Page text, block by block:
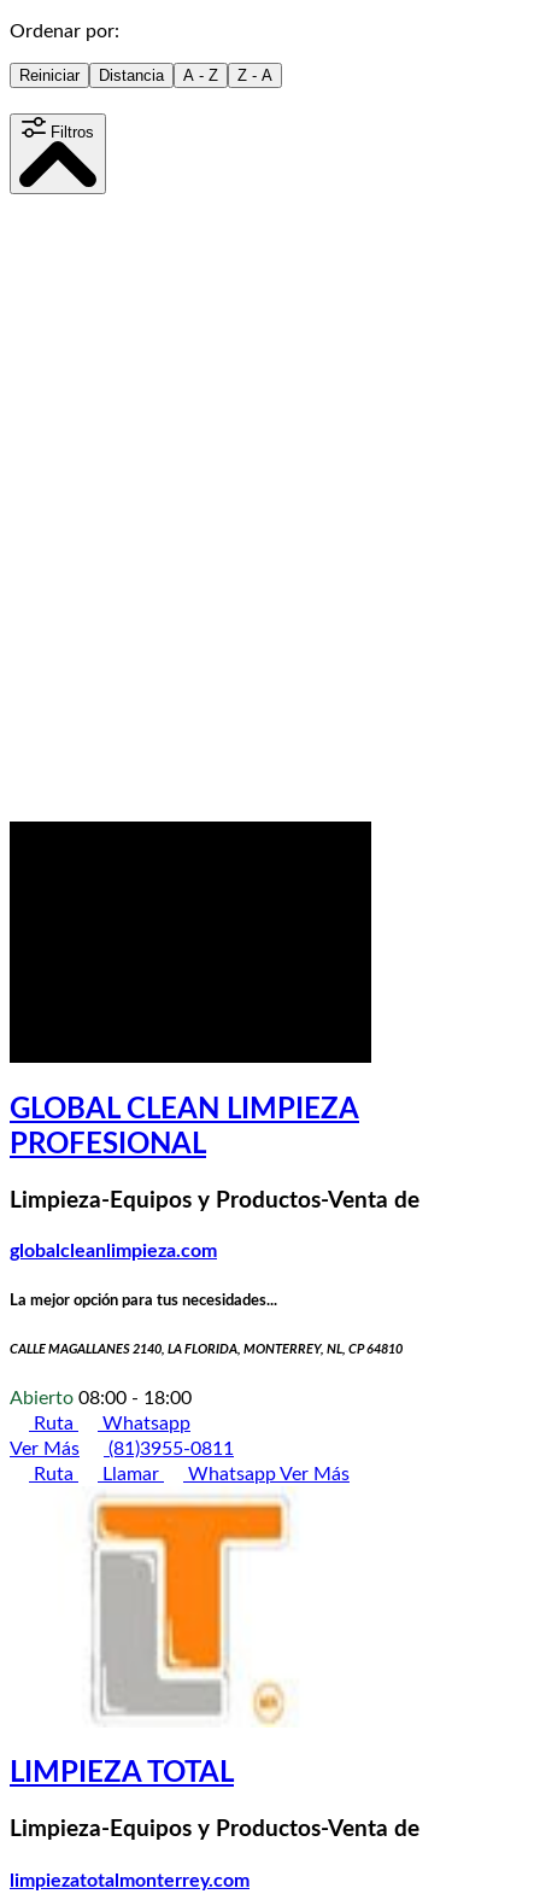
Ordenar por:
Reiniciar Distancia A - Z Z - A
GLOBAL CLEAN LIMPIEZA
PROFESIONAL
Limpieza-Equipos y Productos-Venta de
globalcleanlimpieza.com
La mejor opción para tus necesidades...
CALLE MAGALLANES 2140, LA FLORIDA, MONTERREY, NL, CP 64810
Abierto 08:00 - 18:00
Ruta
Whatsapp
Ver Más
(81)3955-0811
Ruta
Llamar WhatsappVer Más
LIMPIEZA TOTAL
Limpieza-Equipos y Productos-Venta de
limpiezatotalmonterrey.com